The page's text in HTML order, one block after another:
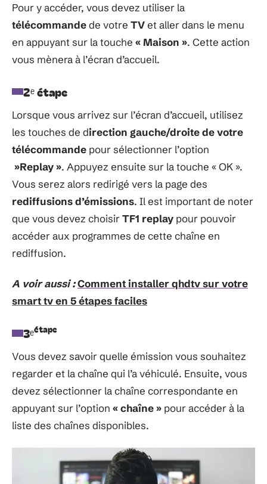
Pour y accéder, vous devez utiliser la
télécommandede votre TVet aller dans le menu
en appuyant sur la touche « Maison ». Cette action
vous mènera à l’écran d’accueil.
2ᵉ étape
Lorsque vous arrivez sur l’écran d’accueil, utilisez
les touches de direction gauche/droite de votre
télécommande pour sélectionner l’option
»Replay ». Appuyez ensuite sur la touche « OK ».
Vous serez alors redirigé vers la page des
rediffusionsd’émissions. Il est important de noter
que vous devez choisirTF1 replay pour pouvoir
accéder aux programmes de cette chaîne en
rediffusion.
A voir aussi :Comment installer qhdtv sur votre
smart tv en 5 étapes faciles
3ᵉétape
Vous devez savoir quelle émission vous souhaitez
regarder et la chaîne qui l’a véhiculé. Ensuite, vous
devez sélectionner la chaîne correspondante en
appuyant sur l’option « chaîne » pour accéder à la
liste des chaînes disponibles.